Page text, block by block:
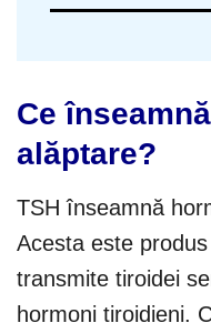
Ce
alăptare?
TSH înseamnă
Acesta este
transmite tiroidei
hormoni tiroidieni.